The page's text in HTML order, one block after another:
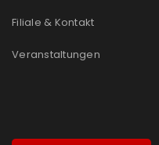
Filiale & Kontakt
Veranstaltungen